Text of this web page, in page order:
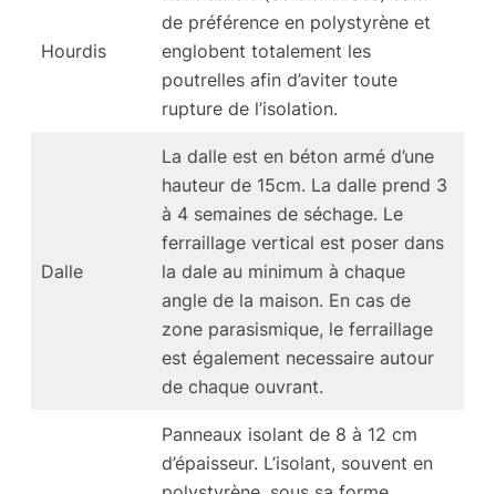
Hourdis
de préférence en polystyrène et
englobent totalement les
poutrelles afin d’aviter toute
rupture de l’isolation.
Dalle
La dalle est en béton armé d’une
hauteur de 15cm. La dalle prend 3
à 4 semaines de séchage. Le
ferraillage vertical est poser dans
la dale au minimum à chaque
angle de la maison. En cas de
zone parasismique, le ferraillage
est également necessaire autour
de chaque ouvrant.
Panneaux isolant de 8 à 12 cm
d’épaisseur. L’isolant, souvent en